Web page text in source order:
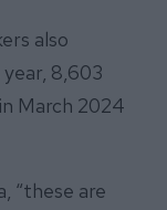
also
8,603
March 2024
“these are